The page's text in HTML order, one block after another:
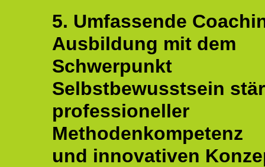
5. Umfassende
Ausbildung mit dem
Schwerpunkt
Selbstbewusstsein
professioneller
Methodenkompetenz
und innovativen